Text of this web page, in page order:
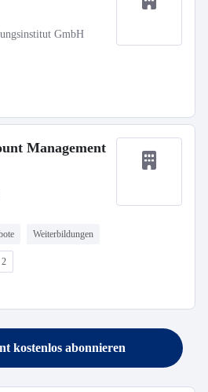
GmbH
Management
Weiterbildungen
2
kostenlos abonnieren